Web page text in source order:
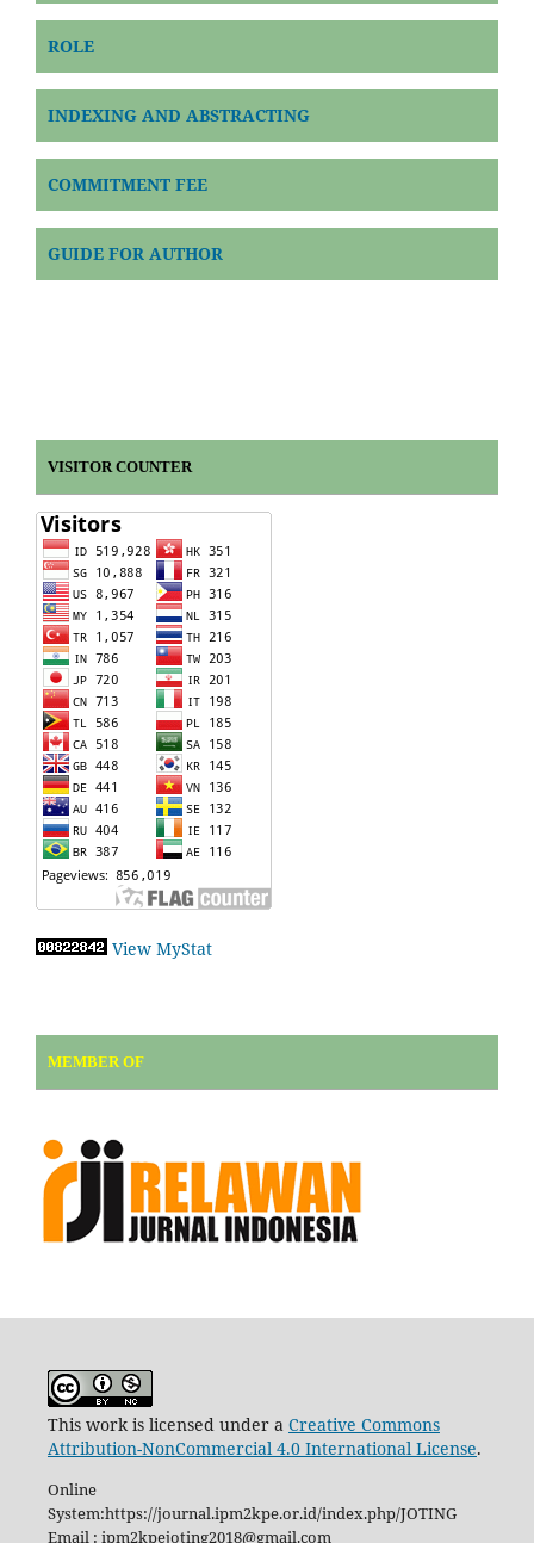
ROLE
INDEXING AND ABSTRACTING
COMMITMENT FEE
GUIDE FOR AUTHOR
VISITOR COUNTER
View MyStat
MEMBER OF
This work is licensed under a Creative Commons
Attribution-NonCommercial 4.0 International License.
Online
System:https://journal.ipm2kpe.or.id/index.php/JOTING
Email : ipm2kpejoting2018@gmail.com